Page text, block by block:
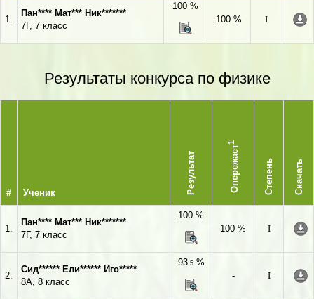
1.
Пан**** Мат*** Ник*******
7Г, 7 класс
100 %
100 %
I
Результаты конкурса по физике
# Ученик Результат Опережает
1
Степень Скачать
1.
Пан**** Мат*** Ник*******
7Г, 7 класс
100 %
100 %
I
2.
Сид****** Ели****** Иго*****
8А, 8 класс
93,5%
-
I